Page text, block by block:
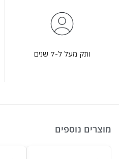
ותק מעל ל-7 שנים
מוצרים נוספים